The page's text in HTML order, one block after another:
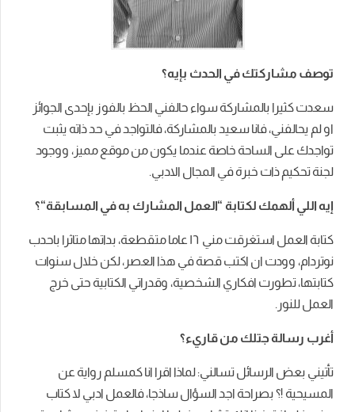
توصف مشاركتكفي الحدث بإيه؟
سعدت كثيرا بالمشاركة سواء حالفني الحظ بالفوز بإحدى الجوائز
او لم يحالفني، فانا سعيد بالمشاركة، فالتواجد في حد ذاته يثبت
تواجدك على الساحة خاصة عندما يكون من موقع مميز، ووجود
لجنة تحكيم ذات خبرة في المجال الادبي.
إيه اللي ألهمك لكتابة “العمل المشارك بهفي المسابقة“؟
كتابة العمل استغرقت مني ١٦ عاما متقطعة، بداتها متاثرا باحدب
نوتردام، وودت ان اكتب قصة في هذا العصر، لكن خلال سنوات
كتابتها، تطورت افكاري الشخصية، وقدراتي الكتابية حتى خرج
العمل للنور.
أغرب رسالة جتلك منقاريء؟
تأتيني بعض الرسائل تسالني: لماذا اقرا انا كمسلم رواية عن
المسيحية !؟ بصراحة اجد السؤال ساذجا، فالعمل ادبي لا كتاب